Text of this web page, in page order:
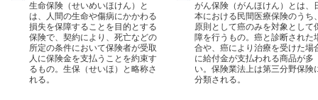
生命保険（せいめいほけん）と
は、人間の生命や傷病にかかわる
損失を保障することを目的とする
保険で、契約により、死亡などの
所定の条件において保険者が受取
人に保険金を支払うことを約束す
るもの。生保（せいほ）と略称さ
れる。
がん保険（がんほけん）とは、
本における民間医療保険のうち
原則として癌のみを対象として
障を行うもの。癌と診断された
合や、癌により治療を受けた場
に給付金が支払われる商品が多
い。保険業法上は第三分野保険
分類される。